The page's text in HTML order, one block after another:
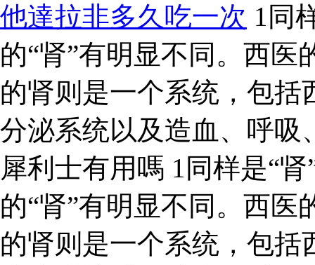
他達拉非多久吃一次 1同
的“肾”有明显不同。西
的肾则是一个系统，包
分泌系统以及造血、呼吸
犀利士有用嗎 1同样是“
的“肾”有明显不同。西
的肾则是一个系统，包